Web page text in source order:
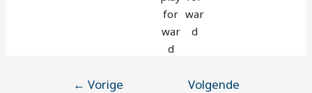
← Vorige
Volgende